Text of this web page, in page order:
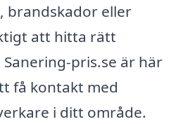
brandskador eller
att hitta rätt
pris.se är här
få kontakt med
i ditt område.